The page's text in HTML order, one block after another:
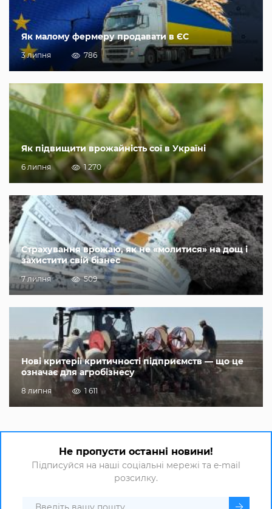
Як малому фермеру продавати в ЄС
3 липня 786
Як підвищити врожайність сої в Україні
6 липня 1 270
Страхування врожаю, як не «молитися» на дощ і
захистити свій бізнес
7 липня 509
Нові критерії критичності підприємств — що це
означає для агробізнесу
8 липня 1 611
Не пропусти останні новини!
Підписуйся на наші соціальні мережі та e-mail
розсилку.